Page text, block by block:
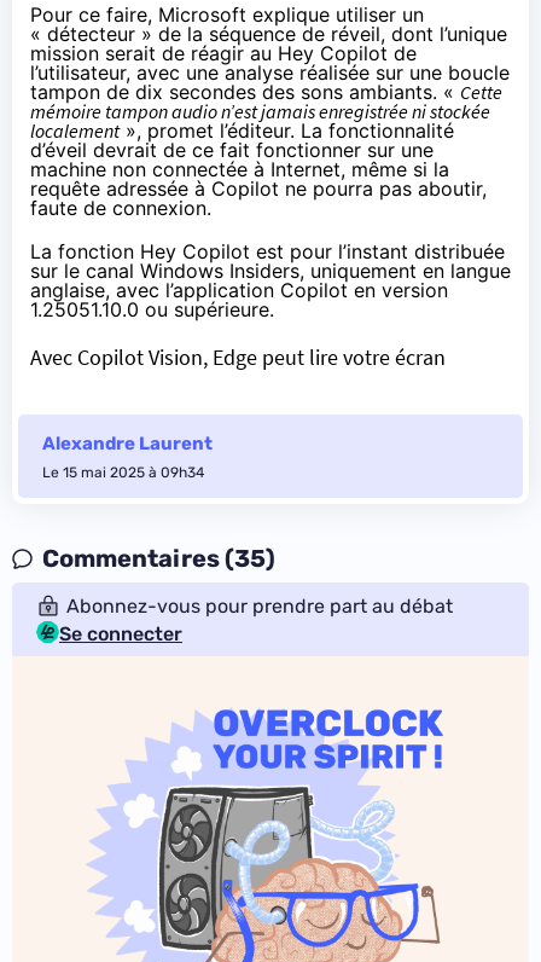
Pour ce faire, Microsoft explique utiliser un
« détecteur » de la séquence de réveil, dont l’unique
mission serait de réagir au Hey Copilot de
l’utilisateur, avec une analyse réalisée sur une boucle
tampon de dix secondes des sons ambiants. « Cette
mémoire tampon audio n’est jamais enregistrée ni stockée
localement», promet l’éditeur. La fonctionnalité
d’éveil devrait de ce fait fonctionner sur une
machine non connectée à Internet, même si la
requête adressée à Copilot ne pourra pas aboutir,
faute de connexion.
La fonction Hey Copilot est pour l’instant distribuée
sur le canal Windows Insiders, uniquement en langue
anglaise, avec l’application Copilot en version
1.25051.10.0 ou supérieure.
Avec Copilot Vision, Edge peut lire votre écran
Alexandre Laurent
Le 15 mai 2025 à 09h34
Commentaires (35)
Abonnez-vous pour prendre part au débat
Se connecter